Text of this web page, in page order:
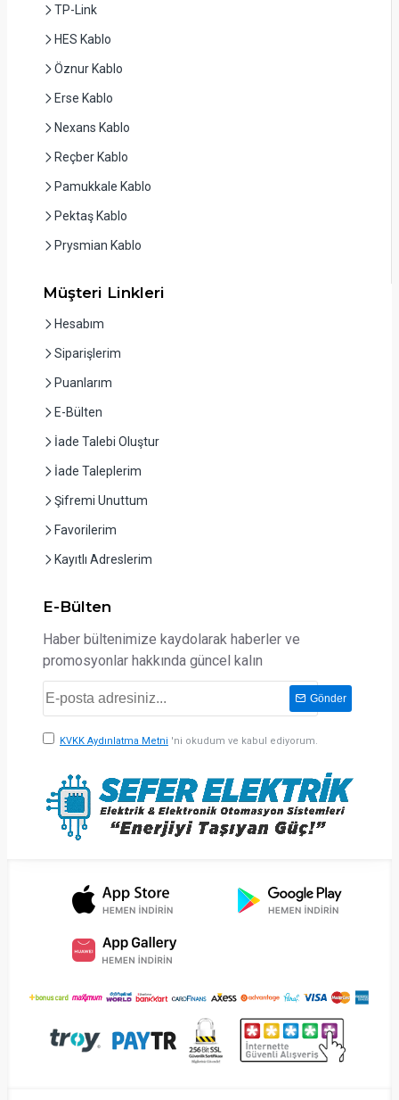
TP-Link
HES Kablo
Öznur Kablo
Erse Kablo
Nexans Kablo
Reçber Kablo
Pamukkale Kablo
Pektaş Kablo
Prysmian Kablo
Müşteri Linkleri
Hesabım
Siparişlerim
Puanlarım
E-Bülten
İade Talebi Oluştur
İade Taleplerim
Şifremi Unuttum
Favorilerim
Kayıtlı Adreslerim
E-Bülten
Haber bültenimize kaydolarak haberler ve
promosyonlar hakkında güncel kalın
Gönder
KVKK Aydınlatma Metni 'ni okudum ve kabul ediyorum.